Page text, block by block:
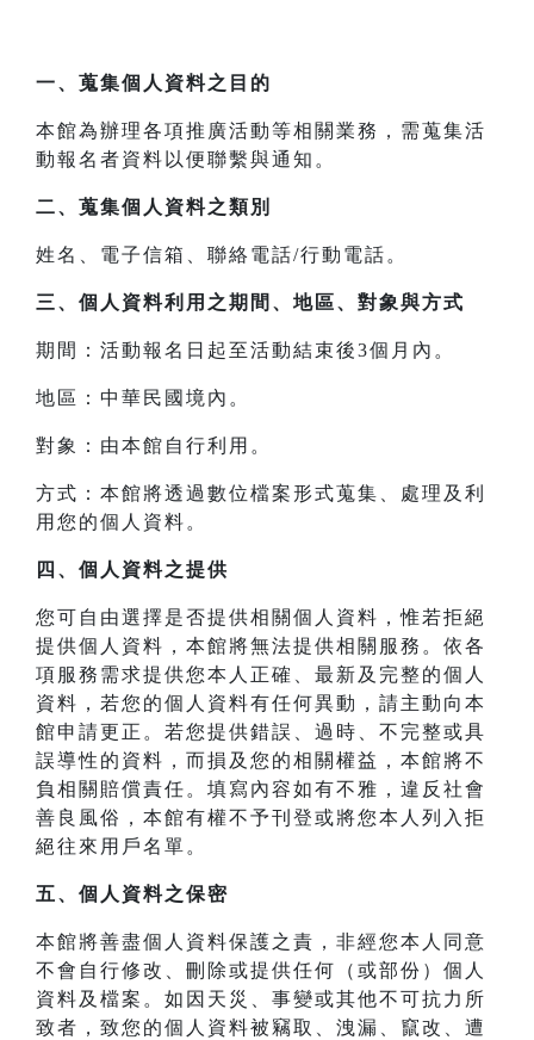
一、 蒐集個人資料之目的
本館為辦理各項推廣活動等相關業務，需蒐集活
動報名者資料以便聯繫與通知。
二、 蒐集個人資料之類別
姓名、電子信箱、聯絡電話/行動電話。
三、 個人資料利用之期間、地區、對象與方式
期間：活動報名日起至活動結束後3個月內。
地區：中華民國境內。
對象：由本館自行利用。
方式：本館將透過數位檔案形式蒐集、處理及利
用您的個人資料。
四、 個人資料之提供
您可自由選擇是否提供相關個人資料，惟若拒絕
提供個人資料，本館將無法提供相關服務。依各
項服務需求提供您本人正確、最新及完整的個人
資料，若您的個人資料有任何異動，請主動向本
館申請更正。若您提供錯誤、過時、不完整或具
誤導性的資料，而損及您的相關權益，本館將不
負相關賠償責任。填寫內容如有不雅，違反社會
善良風俗，本館有權不予刊登或將您本人列入拒
絕往來用戶名單。
五、個人資料之保密
本館將善盡個人資料保護之責，非經您本人同意
不會自行修改、刪除或提供任何（或部份）個人
資料及檔案。如因天災、事變或其他不可抗力所
致者，致您的個人資料被竊取、洩漏、竄改、遭